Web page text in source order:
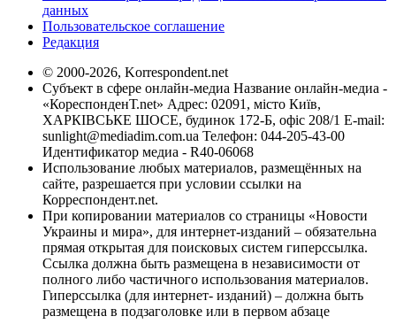
данных
Пользовательское соглашение
Редакция
© 2000-2026, Korrespondent.net
Субъект в сфере онлайн-медиа Название онлайн-медиа -
«КореспонденТ.net» Адрес: 02091, місто Київ,
ХАРКІВСЬКЕ ШОСЕ, будинок 172-Б, офіс 208/1 E-mail:
sunlight@mediadim.com.ua Телефон: 044-205-43-00
Идентификатор медиа - R40-06068
Использование любых материалов, размещённых на
сайте, разрешается при условии ссылки на
Корреспондент.net.
При копировании материалов со страницы «Новости
Украины и мира», для интернет-изданий – обязательна
прямая открытая для поисковых систем гиперссылка.
Ссылка должна быть размещена в независимости от
полного либо частичного использования материалов.
Гиперссылка (для интернет- изданий) – должна быть
размещена в подзаголовке или в первом абзаце